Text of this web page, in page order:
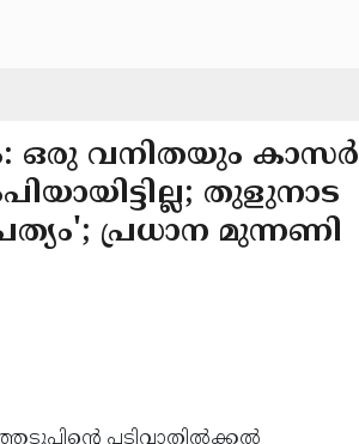
ഒരു വനിതയും കാസർ
തുളുനാട
പ്രധാന മുന്നണി
പടിവാതിൽക്കൽ